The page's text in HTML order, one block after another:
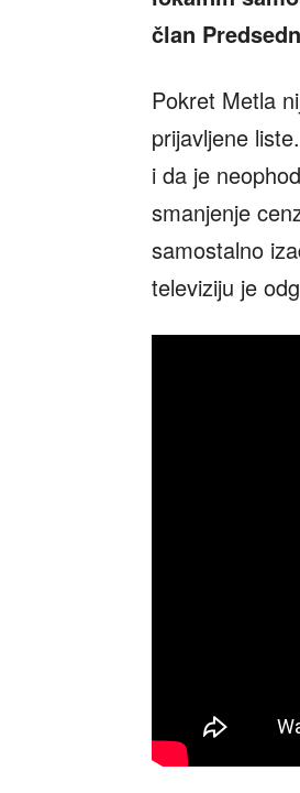
član
Pokret Metla
prijavljene
i da je
smanjenje
samostalno
televiziju je